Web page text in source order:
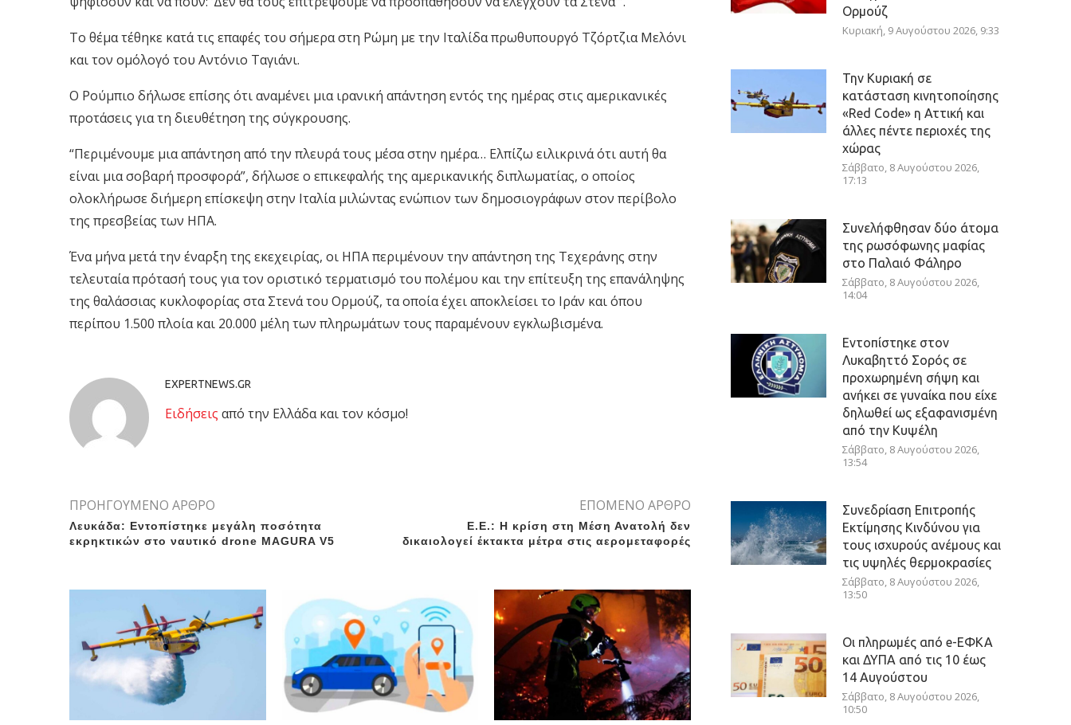
Το θέμα τέθηκε κατά τις επαφές του σήμερα στη Ρώμη με την Ιταλίδα πρωθυπουργό Τζόρτζια Μελόνι
και τον ομόλογό του Αντόνιο Ταγιάνι.
Ο Ρούμπιο δήλωσε επίσης ότι αναμένει μια ιρανική απάντηση εντός της ημέρας στις αμερικανικές
προτάσεις για τη διευθέτηση της σύγκρουσης.
“Περιμένουμε μια απάντηση από την πλευρά τους μέσα στην ημέρα… Ελπίζω ειλικρινά ότι αυτή θα
είναι μια σοβαρή προσφορά”, δήλωσε ο επικεφαλής της αμερικανικής διπλωματίας, ο οποίος
ολοκλήρωσε διήμερη επίσκεψη στην Ιταλία μιλώντας ενώπιον των δημοσιογράφων στον περίβολο
της πρεσβείας των ΗΠΑ.
Ένα μήνα μετά την έναρξη της εκεχειρίας, οι ΗΠΑ περιμένουν την απάντηση της Τεχεράνης στην
τελευταία πρότασή τους για τον οριστικό τερματισμό του πολέμου και την επίτευξη της επανάληψης
της θαλάσσιας κυκλοφορίας στα Στενά του Ορμούζ, τα οποία έχει αποκλείσει το Ιράν και όπου
περίπου 1.500 πλοία και 20.000 μέλη των πληρωμάτων τους παραμένουν εγκλωβισμένα.
EXPERTNEWS.GR
Eιδήσεις από την Ελλάδα και τον κόσμο!
ΠΡΟΗΓΟΥΜΕΝΟ ΑΡΘΡΟ
Λευκάδα: Εντοπίστηκε μεγάλη ποσότητα
εκρηκτικών στο ναυτικό drone MAGURA V5
ΕΠΟΜΕΝΟ ΑΡΘΡΟ
Ε.Ε.: Η κρίση στη Μέση Ανατολή δεν
δικαιολογεί έκτακτα μέτρα στις αερομεταφορές
Ορμούζ
Κυριακή, 9 Αυγούστου 2026, 9:33
Την Κυριακή σε
κατάσταση κινητοποίησης
«Red Code» η Αττική και
άλλες πέντε περιοχές της
χώρας
Σάββατο, 8 Αυγούστου 2026,
17:13
Συνελήφθησαν δύο άτομα
της ρωσόφωνης μαφίας
στο Παλαιό Φάληρο
Σάββατο, 8 Αυγούστου 2026,
14:04
Εντοπίστηκε στον
Λυκαβηττό Σορός σε
προχωρημένη σήψη και
ανήκει σε γυναίκα που είχε
δηλωθεί ως εξαφανισμένη
από την Κυψέλη
Σάββατο, 8 Αυγούστου 2026,
13:54
Συνεδρίαση Επιτροπής
Εκτίμησης Κινδύνου για
τους ισχυρούς ανέμους και
τις υψηλές θερμοκρασίες
Σάββατο, 8 Αυγούστου 2026,
13:50
Οι πληρωμές από e-ΕΦΚΑ
και ΔΥΠΑ από τις 10 έως
14 Αυγούστου
Σάββατο, 8 Αυγούστου 2026,
10:50